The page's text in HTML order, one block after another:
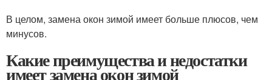
В целом, замена окон зимой имеет больше плюсов, чем
минусов.
Какие преимущества и недостатки
имеет замена окон зимой